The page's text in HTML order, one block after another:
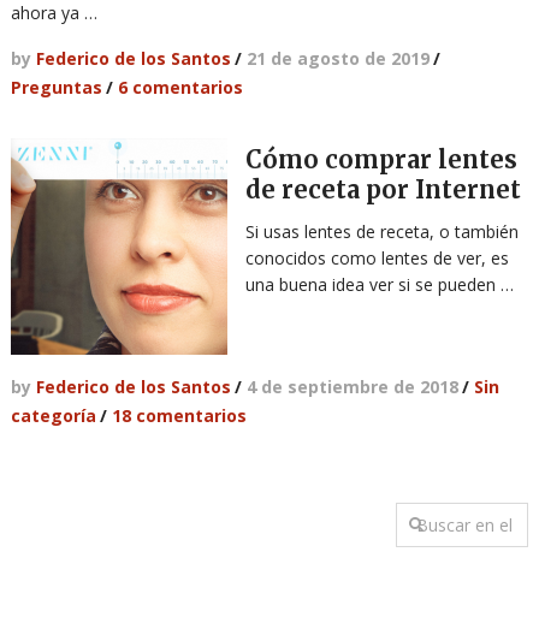
ahora ya …
by Federico de los Santos / 21 de agosto de 2019/
Preguntas / 6 comentarios
Cómo comprar lentes
de receta por Internet
Si usas lentes de receta, o también
conocidos como lentes de ver, es
una buena idea ver si se pueden …
by Federico de los Santos / 4 de septiembre de 2018/ Sin
categoría / 18 comentarios